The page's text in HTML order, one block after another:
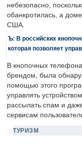
небезопасно,
обанкротилась, а
США.
Ъ: В российских
которая позволяет
В кнопочных
брендом, была
помощью этого
управлять
рассылать спам и
сервисам
ТУРИЗМ